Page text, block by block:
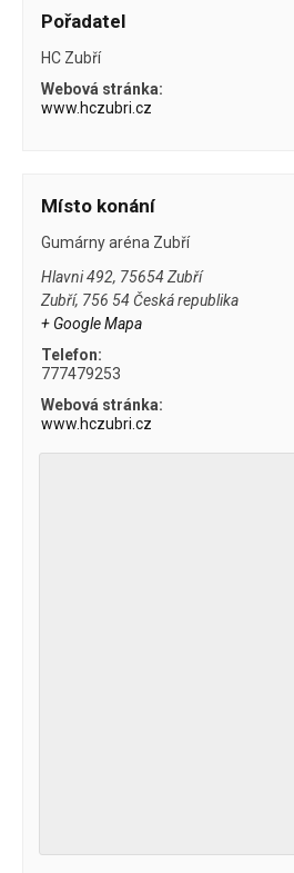
Pořadatel
HC Zubří
Webová stránka:
www.hczubri.cz
Místo konání
Gumárny aréna Zubří
Hlavni 492, 75654 Zubří
Zubří, 756 54 Česká republika
+ Google Mapa
Telefon:
777479253
Webová stránka:
www.hczubri.cz